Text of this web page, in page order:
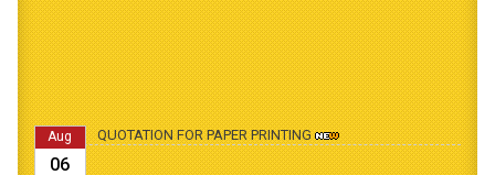
Aug
06
QUOTATION FOR PAPER PRINTING